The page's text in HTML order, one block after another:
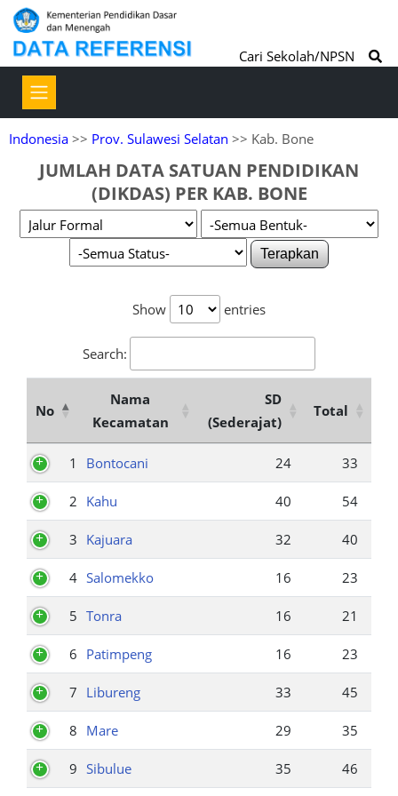
Cari Sekolah/NPSN
Indonesia >> Prov. Sulawesi Selatan >> Kab. Bone
JUMLAH DATA SATUAN PENDIDIKAN
(DIKDAS) PER KAB. BONE
Terapkan
Show entries
Search:
No
Nama
Kecamatan
SD
(Sederajat)
Total
1 Bontocani 24 33
2 Kahu 40 54
3 Kajuara 32 40
4 Salomekko 16 23
5 Tonra 16 21
6 Patimpeng 16 23
7 Libureng 33 45
8 Mare 29 35
9 Sibulue 35 46